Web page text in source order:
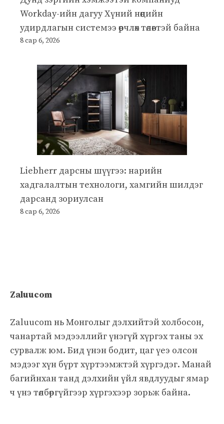
Workday-ийн дагуу Хүний нөөцийн
удирдлагын системээ өөрчлөх төлөвтэй байна
8 сар 6, 2026
Liebherr дарсны шүүгээ: нарийн
хадгалалтын технологи, хамгийн шилдэг
дарсанд зориулсан
8 сар 6, 2026
Zaluucom
Zaluucom нь Монголыг дэлхийтэй холбосон,
чанартай мэдээллийг үнэгүй хүргэх таны эх
сурвалж юм. Бид үнэн бодит, цаг үеэ олсон
мэдээг хүн бүрт хүртээмжтэй хүргэдэг. Манай
багийнхан танд дэлхийн үйл явдлуудыг ямар
ч үнэ төлбөргүйгээр хүргэхээр зорьж байна.